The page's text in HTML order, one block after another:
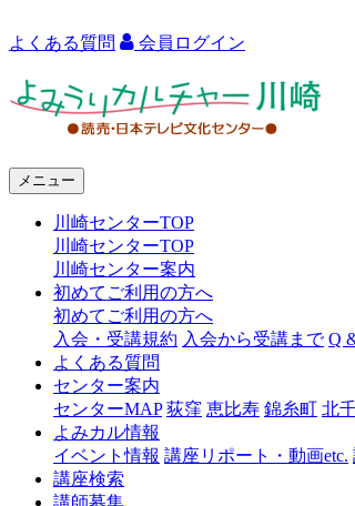
よくある質問 会員ログイン
ャ
川
崎
メニュー
川崎センターTOP
川崎センターTOP
川崎センター案内
初めてご利用の方へ
初めてご利用の方へ
入会・受講規約 入会から受講まで Q
よくある質問
センター案内
センターMAP 荻窪 恵比寿 錦糸町 北
よみカル情報
イベント情報 講座リポート・動画etc.
講座検索
講師募集